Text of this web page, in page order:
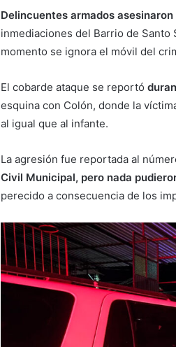
Delincuentes armados
inmediaciones del Barrio de Santo
momento se ignora el móvil del
El cobarde ataque se reportó
esquina con Colón, donde la
al igual que al infante.
La agresión fue reportada al
Civil Municipal, pero nada
perecido a consecuencia de los